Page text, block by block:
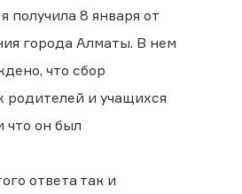
получила 8 января от
города Алматы. В нем
что сбор
и учащихся
что он был
ответа так и